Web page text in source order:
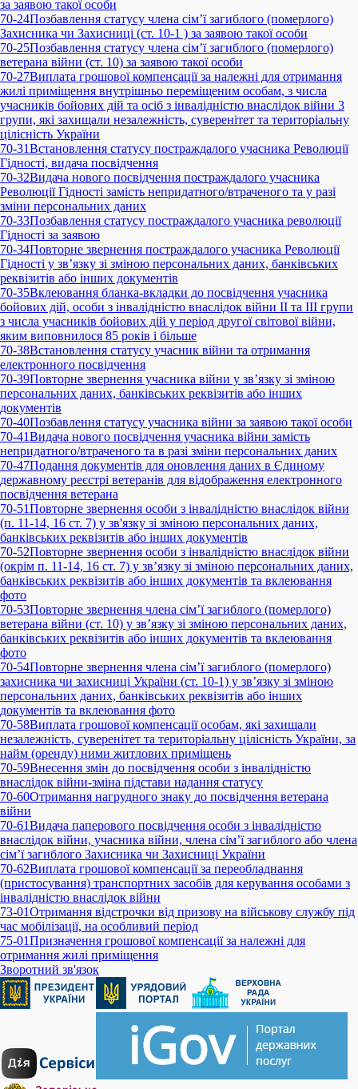
за заявою такої особи
70-24Позбавлення статусу члена сім’ї загиблого (померлого)
Захисника чи Захисниці (ст. 10-1 ) за заявою такої особи
70-25Позбавлення статусу члена сім’ї загиблого (померлого)
ветерана війни (ст. 10) за заявою такої особи
70-27Виплата грошової компенсації за належні для отримання
жилі приміщення внутрішньо переміщеним особам, з числа
учасників бойових дій та осіб з інвалідністю внаслідок війни 3
групи, які захищали незалежність, суверенітет та територіальну
цілісність України
70-31Встановлення статусу постраждалого учасника Революції
Гідності, видача посвідчення
70-32Видача нового посвідчення постраждалого учасника
Революції Гідності замість непридатного/втраченого та у разі
зміни персональних даних
70-33Позбавлення статусу постраждалого учасника революції
Гідності за заявою
70-34Повторне звернення постраждалого учасника Революції
Гідності у зв’язку зі зміною персональних даних, банківських
реквізитів або інших документів
70-35Вклеювання бланка-вкладки до посвідчення учасника
бойових дій, особи з інвалідністю внаслідок війни ІІ та ІІІ групи
з числа учасників бойових дій у період другої світової війни,
яким виповнилося 85 років і більше
70-38Встановлення статусу учасник війни та отримання
електронного посвідчення
70-39Повторне звернення учасника війни у зв’язку зі зміною
персональних даних, банківських реквізитів або інших
документів
70-40Позбавлення статусу учасника війни за заявою такої особи
70-41Видача нового посвідчення учасника війни замість
непридатного/втраченого та в разі зміни персональних даних
70-47Подання документів для оновлення даних в Єдиному
державному реєстрі ветеранів для відображення електронного
посвідчення ветерана
70-51Повторне звернення особи з інвалідністю внаслідок війни
(п. 11-14, 16 ст. 7) у зв'язку зі зміною персональних даних,
банківських реквізитів або інших документів
70-52Повторне звернення особи з інвалідністю внаслідок війни
(окрім п. 11-14, 16 ст. 7) у зв’язку зі зміною персональних даних,
банківських реквізитів або інших документів та вклеювання
фото
70-53Повторне звернення члена сім’ї загиблого (померлого)
ветерана війни (ст. 10) у зв’язку зі зміною персональних даних,
банківських реквізитів або інших документів та вклеювання
фото
70-54Повторне звернення члена сім’ї загиблого (померлого)
захисника чи захисниці України (ст. 10-1) у зв’язку зі зміною
персональних даних, банківських реквізитів або інших
документів та вклеювання фото
70-58Виплата грошової компенсації особам, які захищали
незалежність, суверенітет та територіальну цілісність України, за
найм (оренду) ними житлових приміщень
70-59Внесення змін до посвідчення особи з інвалідністю
внаслідок війни-зміна підстави надання статусу
70-60Отримання нагрудного знаку до посвідчення ветерана
війни
70-61Видача паперового посвідчення особи з інвалідністю
внаслідок війни, учасника війни, члена сім’ї загиблого або члена
сім’ї загиблого Захисника чи Захисниці України
70-62Виплата грошової компенсації за переобладнання
(пристосування) транспортних засобів для керування особами з
інвалідністю внаслідок війни
73-01Отримання відстрочки від призову на військову службу під
час мобілізації, на особливий період
75-01Призначення грошової компенсації за належні для
отримання жилі приміщення
Зворотний зв'язок